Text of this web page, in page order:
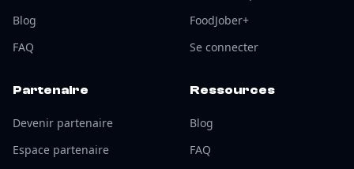
Blog
FAQ
FoodJober+
Se connecter
Partenaire
Devenir partenaire
Espace partenaire
Ressources
Blog
FAQ